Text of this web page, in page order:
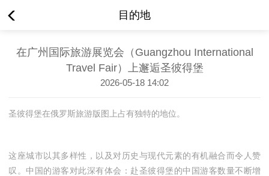
目的地
在广州国际旅游展览会（Guangzhou International
Travel Fair）上邂逅圣彼得堡
2026-05-18 14:02
圣彼得堡在俄罗斯旅游版图上占有独特的地位。
这座城市以其多样性，以及对历史与现代元素的有机融合而令人赞
叹。中国的游客对此深有体会：赴圣彼得堡的中国游客数量不断增